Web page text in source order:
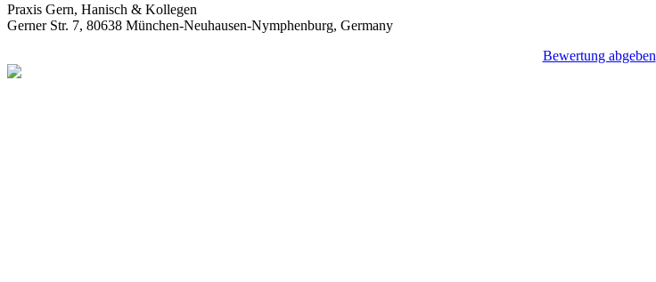
Praxis Gern, Hanisch & Kollegen
Gerner Str. 7, 80638 München-Neuhausen-Nymphenburg, Germany
Bewertung abgeben